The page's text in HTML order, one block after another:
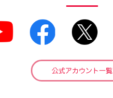
公式アカウント一覧